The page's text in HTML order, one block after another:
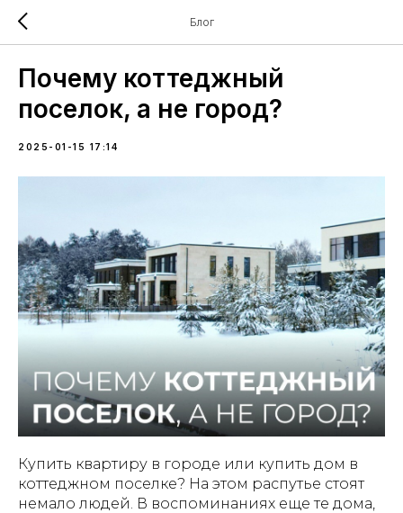
Блог
Почему коттеджный
поселок, а не город?
2025-01-15 17:14
Купить квартиру в городе или купить дом в
коттеджном поселке? На этом распутье стоят
немало людей. В воспоминаниях еще те дома,